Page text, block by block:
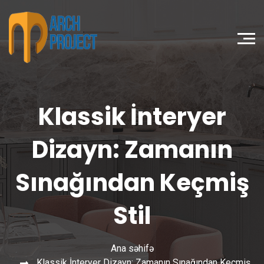
Klassik İnteryer
Dizayn: Zamanın
Sınağından Keçmiş
Stil
Ana səhifə